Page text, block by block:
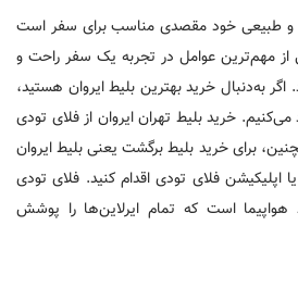
و طبیعی خود مقصدی مناسب برای سفر است
از مهم‌ترین عوامل در تجربه یک سفر راحت و
به‌دنبال خرید بهترین بلیط ایروان هستید،
خرید بلیط تهران ایروان از فلای تودی
برای خرید بلیط برگشت یعنی بلیط ایروان
اپلیکیشن فلای تودی اقدام کنید. فلای تودی
هواپیما است که تمام ایرلاین‌ها را پوشش